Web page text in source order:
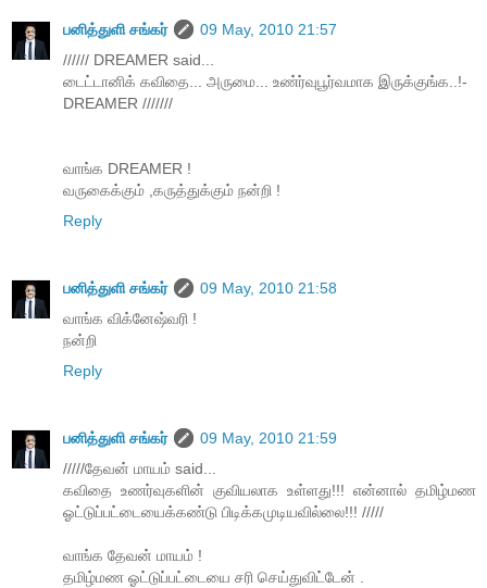
பனித்துளி சங்கர்
09 May, 2010 21:57
////// DREAMER said...
டைட்டானிக் கவிதை... அருமை... உண்ர்வுபூர்வமாக இருக்குங்க..!-
DREAMER ///////
வாங்க DREAMER !
வருகைக்கும் ,கருத்துக்கும் நன்றி !
Reply
பனித்துளி சங்கர்
09 May, 2010 21:58
வாங்க விக்னேஷ்வரி !
நன்றி
Reply
பனித்துளி சங்கர்
09 May, 2010 21:59
/////தேவன் மாயம் said...
கவிதை உணர்வுகளின் குவியலாக உள்ளது!!! என்னால் தமிழ்மண
ஓட்டுப்பட்டையைக்கண்டு பிடிக்கமுடியவில்லை!!! /////
வாங்க தேவன் மாயம் !
தமிழ்மண ஓட்டுப்பட்டையை சரி செய்துவிட்டேன் .